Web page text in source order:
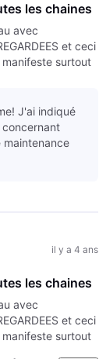
les chaines
avec
et ceci
surtout
J'ai indiqué
concernant
maintenance
il y a 4 ans
les chaines
avec
et ceci
surtout